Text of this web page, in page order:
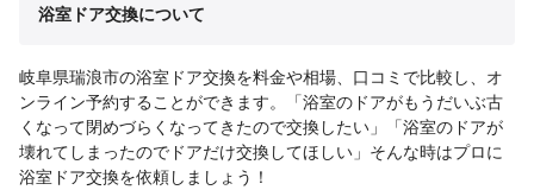
浴室ドア交換について
岐阜県瑞浪市の浴室ドア交換を料金や相場、口コミで比較し、オ
ンライン予約することができます。「浴室のドアがもうだいぶ古
くなって閉めづらくなってきたので交換したい」「浴室のドアが
壊れてしまったのでドアだけ交換してほしい」そんな時はプロに
浴室ドア交換を依頼しましょう！